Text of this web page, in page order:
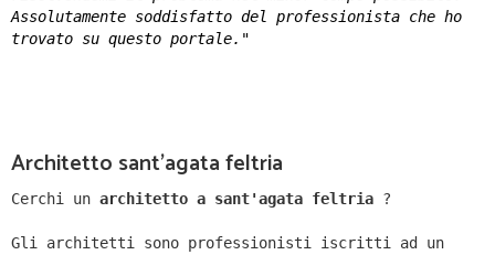
Assolutamente soddisfatto del professionista che ho
trovato su questo portale."
Architetto sant'agata feltria
Cerchi un architetto a sant'agata feltria ?
Gli architetti sono professionisti iscritti ad un